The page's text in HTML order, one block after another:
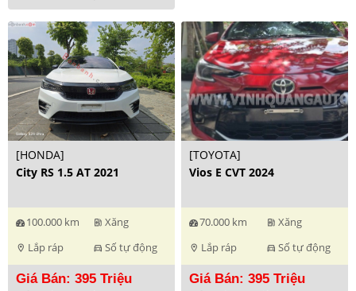
[HONDA]
City RS 1.5 AT 2021
100.000 km ev_station Xăng
location_on Lắp ráp directions_car Số tự động
Giá Bán: 395 Triệu
[TOYOTA]
Vios E CVT 2024
70.000 km ev_station Xăng
location_on Lắp ráp directions_car Số tự động
Giá Bán: 395 Triệu